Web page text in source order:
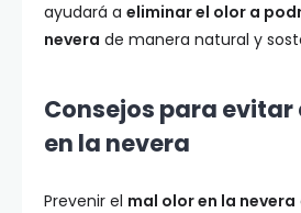
ayudará a eliminar el olor a
nevera de manera natural y
Consejos para evitar
en la nevera
Prevenir el mal olor en la nevera